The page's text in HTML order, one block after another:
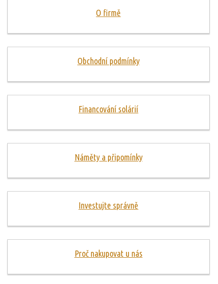
O firmě
Obchodní podmínky
Financování solárií
Náměty a připomínky
Investujte správně
Proč nakupovat u nás